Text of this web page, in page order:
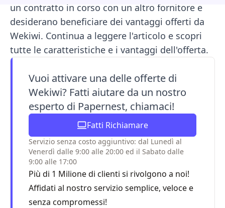
un contratto in corso con un altro fornitore e
desiderano beneficiare dei vantaggi offerti da
Wekiwi. Continua a leggere l'articolo e scopri
tutte le caratteristiche e i vantaggi dell'offerta.
Vuoi attivare una delle offerte di
Wekiwi? Fatti aiutare da un nostro
esperto di Papernest, chiamaci!
Fatti Richiamare
Servizio senza costo aggiuntivo: dal Lunedì al
Venerdì dalle 9:00 alle 20:00 ed il Sabato dalle
9:00 alle 17:00
Più di 1 Milione di clienti si rivolgono a noi!
Affidati al nostro servizio semplice, veloce e
senza compromessi!